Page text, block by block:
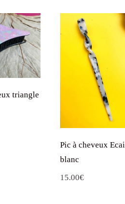
triangle
Pic à cheveux
blanc
15.00€